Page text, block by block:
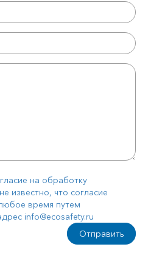
на обработку
известно, что согласие
время путем
info@ecosafety.ru